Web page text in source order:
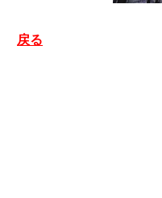
戻る